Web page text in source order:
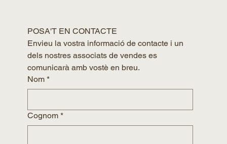
POSA'T EN CONTACTE
Envieu la vostra informació de contacte i un
dels nostres associats de vendes es
comunicarà amb vostè en breu.
Nom *
Cognom *